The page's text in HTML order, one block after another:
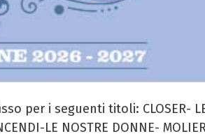
per i seguenti titoli: CLOSER-
LE NOSTRE DONNE-